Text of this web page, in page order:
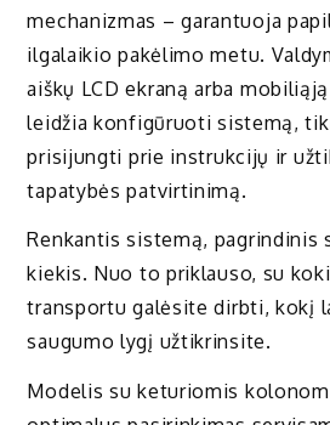
mechanizmas – garantuoja
ilgalaikio pakėlimo metu.
aiškų LCD ekraną arba
leidžia konfigūruoti sistemą,
prisijungti prie instrukcijų ir
tapatybės patvirtinimą.
Renkantis sistemą, pagrindinis
kiekis. Nuo to priklauso, su
transportu galėsite dirbti, kokį
saugumo lygį užtikrinsite.
Modelis su keturiomis